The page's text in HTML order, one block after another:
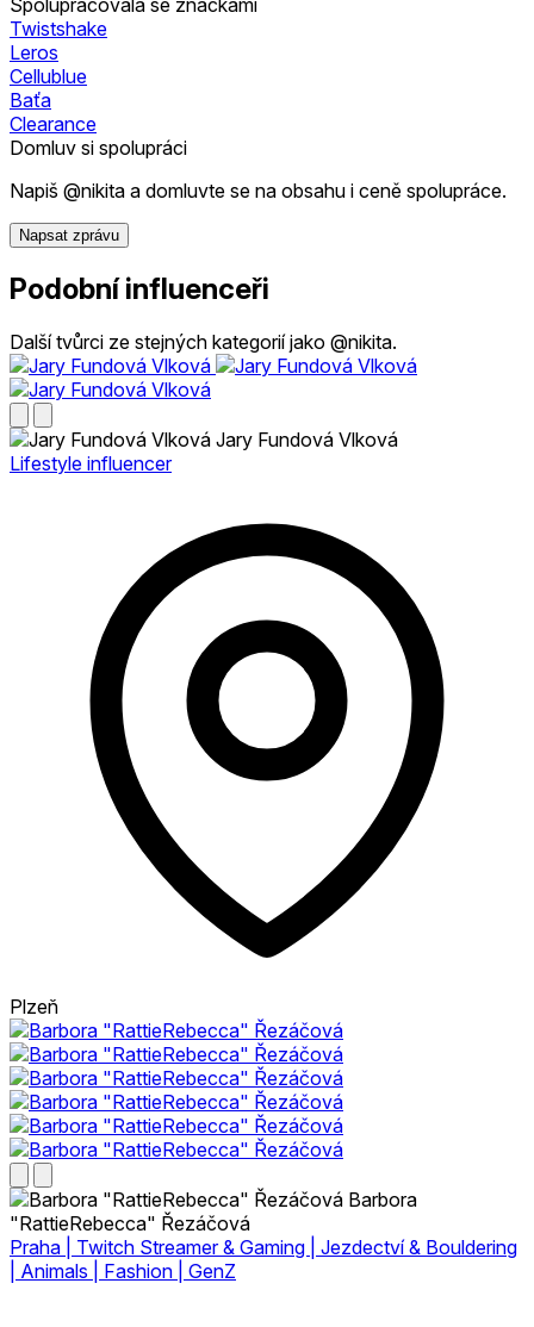
Twistshake
Leros
Cellublue
Baťa
Clearance
Domluv si spolupráci
Napiš @nikita a domluvte se na obsahu i ceně spolupráce.
Napsat zprávu
Podobní influenceři
Další tvůrci ze stejných kategorií jako @nikita.
Jary Fundová Vlková
Lifestyle influencer
Plzeň
Barbora
"RattieRebecca" Řezáčová
Praha | Twitch Streamer & Gaming | Jezdectví & Bouldering
| Animals | Fashion | GenZ